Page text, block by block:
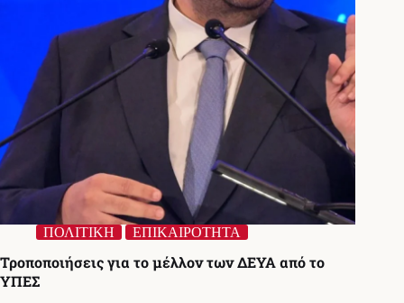
ΠΟΛΙΤΙΚΗ ΕΠΙΚΑΙΡΟΤΗΤΑ
Τροποποιήσεις για το μέλλον των ΔΕΥΑ από το
ΥΠΕΣ